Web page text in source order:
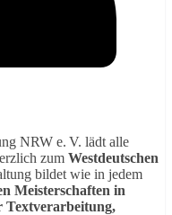
NRW e. V. lädt alle
zum Westdeutschen
bildet wie in jedem
Meisterschaften in
Textverarbeitung,